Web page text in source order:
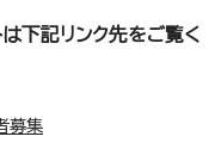
下記リンク先をご覧く
募集